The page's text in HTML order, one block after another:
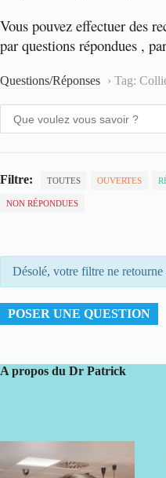
Vous pouvez effectuer des
par questions répondues ,
Questions/Réponses › Tag:
Filtre: TOUTES OUVERTES
NON RÉPONDUES
Désolé, votre filtre ne retourne
POSER UNE QUESTION
A propos du Dr Patrick